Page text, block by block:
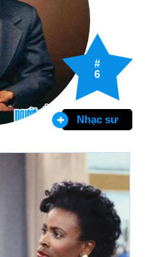
#
6
Nhạc sư